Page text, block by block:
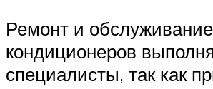
Ремонт и обслуживание
кондиционеров
специалисты, так как